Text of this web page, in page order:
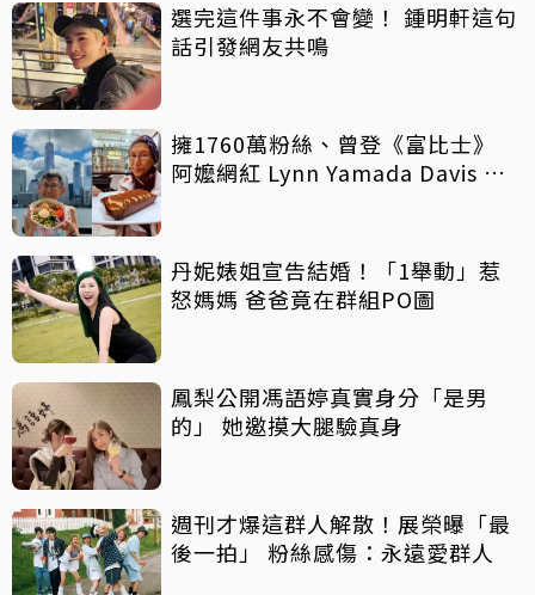
選完這件事永不會變！ 鍾明軒這句
話引發網友共鳴
擁1760萬粉絲、曾登《富比士》
阿嬤網紅 Lynn Yamada Davis 驚
丹妮婊姐宣告結婚！「1舉動」惹
怒媽媽 爸爸竟在群組PO圖
鳳梨公開馮語婷真實身分「是男
的」 她邀摸大腿驗真身
週刊才爆這群人解散！展榮曝「最
後一拍」 粉絲感傷：永遠愛群人